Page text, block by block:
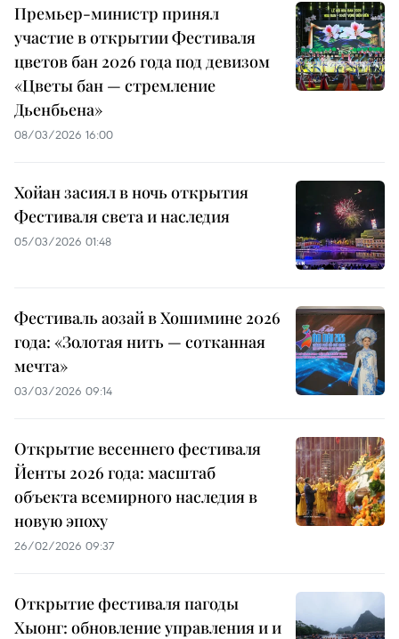
Премьер-министр принял
участие в открытии Фестиваля
цветов бан 2026 года под девизом
«Цветы бан — стремление
Дьенбьена»
08/03/2026 16:00
Хойан засиял в ночь открытия
Фестиваля света и наследия
05/03/2026 01:48
Фестиваль аозай в Хошимине 2026
года: «Золотая нить — сотканная
мечта»
03/03/2026 09:14
Открытие весеннего фестиваля
Йенты 2026 года: масштаб
объекта всемирного наследия в
новую эпоху
26/02/2026 09:37
Открытие фестиваля пагоды
Хыонг: обновление управления и и